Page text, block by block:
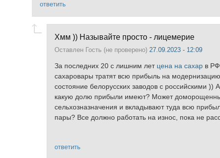
ответить
Хмм )) Называйте просто - лицемерие
Оставлен Гость (не проверено) 27.09.2023 - 12:09
За последних 20 с лишним лет цена на сахар в
сахаровары тратят всю прибыль на
состояние белорусских заводов с российскими ))
какую долю прибыли имеют? Может
сельхозназначения и вкладывают туда всю
пары? Все должно работать на износ, пока не
ответить